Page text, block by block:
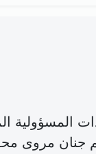
المسؤولية
جنان مروى